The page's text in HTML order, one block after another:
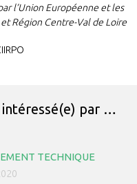
l’Union Européenne et les
Région Centre-Val de Loire
intéressé(e) par …
TECHNIQUE